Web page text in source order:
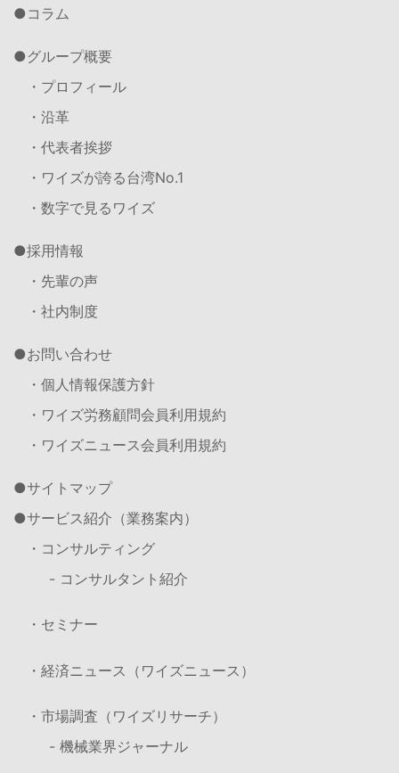
コラム
グループ概要
・プロフィール
・沿革
・代表者挨拶
・ワイズが誇る台湾No.1
・数字で見るワイズ
採用情報
・先輩の声
・社内制度
お問い合わせ
・個人情報保護方針
・ワイズ労務顧問会員利用規約
・ワイズニュース会員利用規約
サイトマップ
サービス紹介（業務案内）
・コンサルティング
- コンサルタント紹介
・セミナー
・経済ニュース（ワイズニュース）
・市場調査（ワイズリサーチ）
- 機械業界ジャーナル